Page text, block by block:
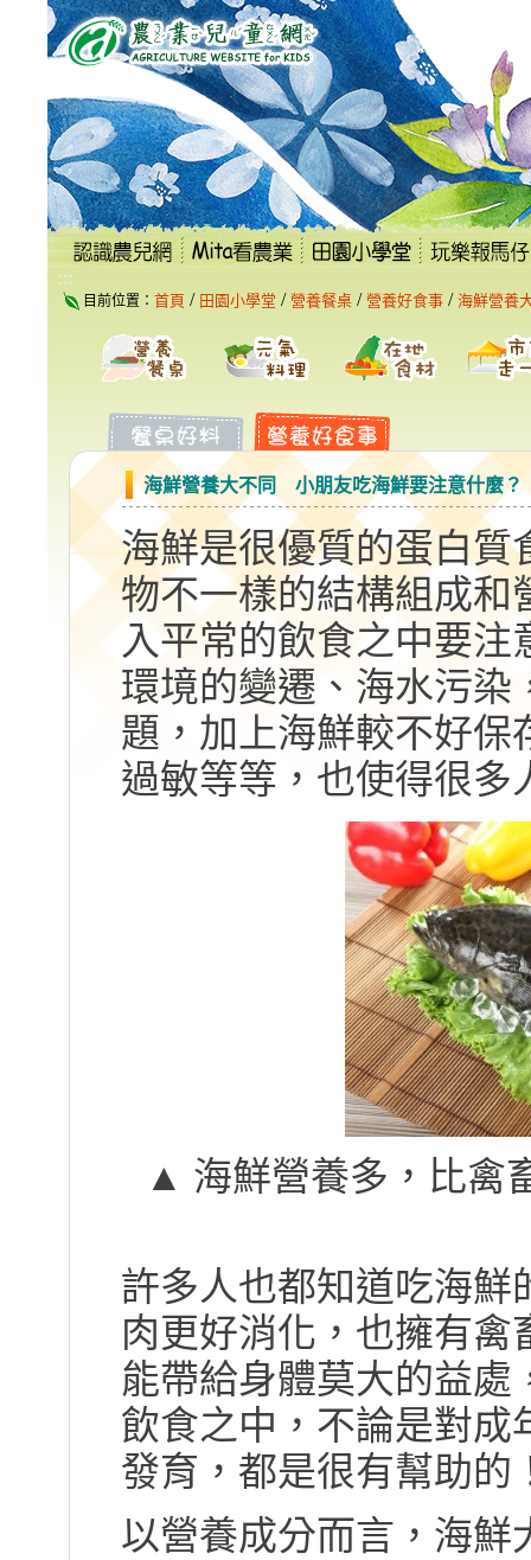
跳
到
要
內
容
區
塊
:::
目前位置： 首頁 / 田園小學堂 / 營養餐桌 / 營養好食事 / 海鮮營養
海鮮營養大不同 小朋友吃海鮮要注意什麼？
海鮮是很優質的蛋白質
物不一樣的結構組成和
入平常的飲食之中要
環境的變遷、海水污染
題，加上海鮮較不好保
過敏等等，也使得很多
▲ 海鮮營養多，比禽
許多人也都知道吃海鮮
肉更好消化，也擁有
能帶給身體莫大的益處
飲食之中，不論是對成
發育，都是很有幫助的
以營養成分而言，海鮮